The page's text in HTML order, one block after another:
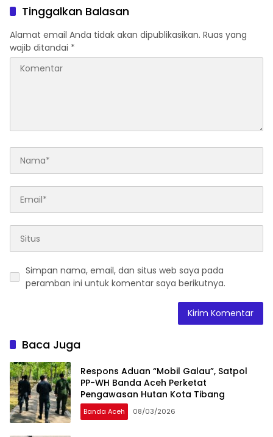
Tinggalkan Balasan
Alamat email Anda tidak akan dipublikasikan. Ruas yang
wajib ditandai *
Simpan nama, email, dan situs web saya pada
peramban ini untuk komentar saya berikutnya.
Baca Juga
Respons Aduan “Mobil Galau”, Satpol
PP-WH Banda Aceh Perketat
Pengawasan Hutan Kota Tibang
Banda Aceh 08/03/2026